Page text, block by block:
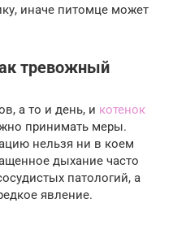
иначе питомце может
тревожный
а то и день, и котенок
принимать меры.
нельзя ни в коем
дыхание часто
патологий, а
явление.